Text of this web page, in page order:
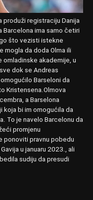
produži registraciju Danija
Barcelona ima samo četiri
što vezisti istekne
mogla da doda Olma ili
omladinske akademije, u
dok se Andreas
Barseloni da
Kristensena.Olmova
a Barselona
koja bi im omogućila da
To je navelo Barcelonu da
promjenu
ponoviti pravnu pobedu
u januaru 2023., ali
sudiju da presudi